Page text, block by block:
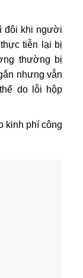
đôi khi người
tiễn lại bị
thường bị
nhưng vẫn
do lỗi hộp
kinh phí công